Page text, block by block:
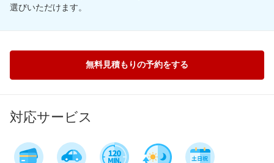
選びいただけます。
無料見積もりの予約をする
対応サービス